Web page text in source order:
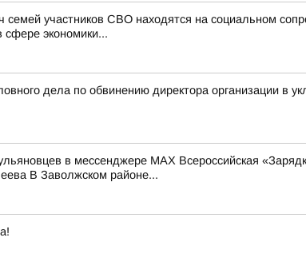
участников СВО находятся на социальном
сфере экономики...
дела по обвинению директора организации в
в мессенджере MAX Всероссийская
В Заволжском районе...